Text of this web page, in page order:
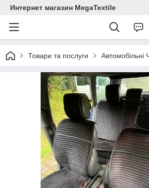
Интернет магазин MegaTextile
Товари та послуги Автомобільні